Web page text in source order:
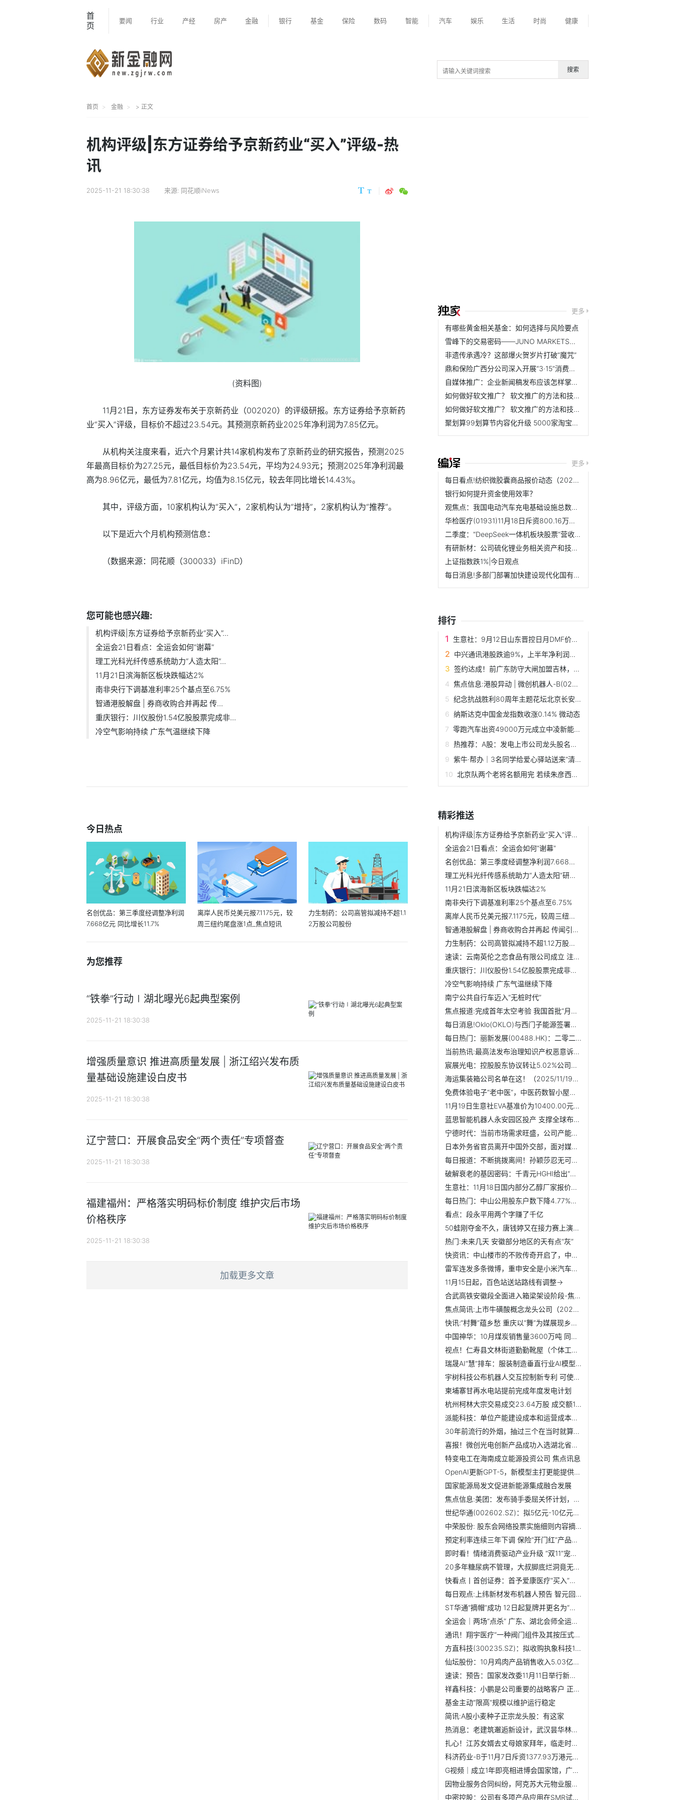
首
页
要闻 行业 产经 房产 金融 银行 基金 保险 数码 智能 汽车 娱乐 生活 时尚 健康
搜索
首页 金融 > 正文
机构评级|东方证券给予京新药业“买入”评级-热
讯
2025-11-21 18:30:38 来源: 同花顺iNews
(资料图)
11月21日，东方证券发布关于京新药业（002020）的评级研报。东方证券给予京新药
业“买入”评级，目标价不超过23.54元。其预测京新药业2025年净利润为7.85亿元。
从机构关注度来看，近六个月累计共14家机构发布了京新药业的研究报告，预测2025
年最高目标价为27.25元，最低目标价为23.54元，平均为24.93元；预测2025年净利润最
高为8.96亿元，最低为7.81亿元，均值为8.15亿元，较去年同比增长14.43%。
其中，评级方面，10家机构认为“买入”，2家机构认为“增持”，2家机构认为“推荐”。
以下是近六个月机构预测信息：
（数据来源：同花顺（300033）iFinD）
您可能也感兴趣:
机构评级|东方证券给予京新药业“买入”...
全运会21日看点：全运会如何“谢幕”
理工光科光纤传感系统助力“人造太阳”...
11月21日滨海新区板块跌幅达2%
南非央行下调基准利率25个基点至6.75%
智通港股解盘 | 券商收购合并再起 传...
重庆银行：川仪股份1.54亿股股票完成非...
冷空气影响持续 广东气温继续下降
今日热点
名创优品：第三季度经调整净利润
7.668亿元 同比增长11.7%
离岸人民币兑美元报7.1175元，较
周三纽约尾盘涨1点_焦点短讯
力生制药：公司高管拟减持不超1.1
2万股公司股份
为您推荐
“铁拳”行动∣湖北曝光6起典型案例
2025-11-21 18:30:38
增强质量意识 推进高质量发展 | 浙江绍兴发布质
量基础设施建设白皮书
2025-11-21 18:30:38
辽宁营口：开展食品安全“两个责任”专项督查
2025-11-21 18:30:38
福建福州：严格落实明码标价制度 维护灾后市场
价格秩序
2025-11-21 18:30:38
加载更多文章
更多
有哪些黄金相关基金：如何选择与风险要点
雪峰下的交易密码——JUNO MARKETS技术峰会乌鲁木齐站圆满结束
非遗传承遇冷？这部爆火贺岁片打破“魔咒”
鼎和保险广西分公司深入开展“3·15”消费者权益保护教育宣传...
自媒体推广：企业新闻稿发布应该怎样掌握节奏？ 怎么规划效...
如何做好软文推广？ 软文推广的方法和技巧是什么？
如何做好软文推广？ 软文推广的方法和技巧是什么？
聚划算99划算节内容化升级 5000家淘宝天猫品牌联动狂欢
更多
每日看点!纺织微胶囊商品报价动态（2025-11-20）
银行如何提升资金使用效率？
观焦点：我国电动汽车充电基础设施总数达1864.5万个
华检医疗(01931)11月18日斥资800.16万港元回购131万股
二季度：“DeepSeek一体机板块股票”营收排名一览 视讯
有研新材：公司硫化锂业务相关资产和技术已经转让 每日观点
上证指数跌1%|今日观点
每日消息!多部门部署加快建设现代化国有林场
排行
生意社：9月12日山东晋控日月DMF价格持稳运行|焦点热闻
中兴通讯港股跌逾9%，上半年净利润同比减少11.77%
签约达成！前广东防守大闸加盟吉林，最佳一季场均9.4分7.8板4...
焦点信息:港股异动 | 微创机器人-B(02252)绩后涨超6% 中期...
纪念抗战胜利80周年主题花坛北京长安街沿线亮相-当前热门
纳斯达克中国金龙指数收涨0.14% 微动态
零跑汽车出资49000万元成立中凌新能源科技（浙江）有限公司，...
热推荐：A股：发电上市公司龙头股名单，主要利好哪些股票？（...
紫牛·帮办｜3名同学给爱心驿站送来“清凉”
北京队两个老将名额用完 若续朱彦西只能签C类 要占球队工资帽
精彩推送
机构评级|东方证券给予京新药业“买入”评级-热讯
全运会21日看点：全运会如何“谢幕”
名创优品：第三季度经调整净利润7.668亿元 同比增长11.7%
理工光科光纤传感系统助力“人造太阳”研究|每日快讯
11月21日滨海新区板块跌幅达2%
南非央行下调基准利率25个基点至6.75%
离岸人民币兑美元报7.1175元，较周三纽约尾盘涨1点_焦点短讯
智通港股解盘 | 券商收购合并再起 传闻引发地产走强
力生制药：公司高管拟减持不超1.12万股公司股份
速读：云南英伦之恋食品有限公司成立 注册资本300万人民币
重庆银行：川仪股份1.54亿股股票完成非交易过户
冷空气影响持续 广东气温继续下降
南宁公共自行车迈入“无桩时代”
焦点报道:完成首年太空考验 我国首批“月壤砖”状态良好
每日消息!Oklo(OKLO)与西门子能源签署电力转换系统设计协议 ...
每日热门：丽新发展(00488.HK)：二零二五年十二月十九日股东...
当前热讯:最高法发布治理知识产权恶意诉讼典型案例
宸展光电：控股股东协议转让5.02%公司股份|最资讯
海运集装箱公司名单在这！（2025/11/19）|快播
免费体验电子“老中医”，中医药数智小屋亮相首都机场|热点评
11月19日生意社EVA基准价为10400.00元/吨_焦点简讯
蓝思智能机器人永安园区投产 支撑全球布局_当前热讯
宁德时代：当前市场需求旺盛，公司产能利用率饱满-新资讯
日本外务省官员离开中国外交部，面对媒体提问未给出任何表态-...
每日报道：不断挑拨离间！孙颖莎忍无可忍，终于道出与王曼昱...
破解衰老的基因密码：千青元HGHI给出“中国方案”
生意社：11月18日国内部分乙醇厂家报价持稳|实时
每日热门：中山公用股东户数下降4.77%，户均持股32.27万元
看点：段永平用两个字赚了千亿
50蛙刚夺金不久，唐钱婷又在接力赛上演惊天追击
热门:未来几天 安徽部分地区的天有点“灰”
快资讯：中山楼市的不败传奇开启了，中山楼市东区房价从1.3万...
雷军连发多条微博，重申安全是小米汽车基础和前提
11月15日起，百色站送站路线有调整→
合武高铁安徽段全面进入箱梁架设阶段-焦点要闻
焦点简讯:上市牛磺酸概念龙头公司（2025/11/14）
快讯:“村舞”蕴乡愁 重庆以“舞”为媒展现乡村新风尚
中国神华：10月煤炭销售量3600万吨 同比下降5.8%
视点！仁寿县文林街道勤勤靴屋（个体工商户）成立 注册资本5...
瑞晟AI“慧”排车：服装制造垂直行业AI模型，让服装生产“智...
宇树科技公布机器人交互控制新专利 可使机器人能够适应各种场景
柬埔寨甘再水电站提前完成年度发电计划
杭州柯林大宗交易成交23.64万股 成交额1128.86万元
派能科技：单位产能建设成本和运营成本将进一步优化，为公司...
30年前流行的外烟，抽过三个在当时就算很牛的了，如今估计已...
喜报！微创光电创新产品成功入选湖北省推荐目录
特变电工在海南成立能源投资公司 焦点讯息
OpenAI更新GPT-5，新模型主打更能提供“情绪价值”-焦点
国家能源局发文促进新能源集成融合发展
焦点信息:美团：发布骑手委屈关怀计划，提供最高50000元的委...
世纪华通(002602.SZ)：拟5亿元-10亿元回购股份
中荣股份: 股东会网络投票实施细则内容摘要_每日速看
预定利率连续三年下调 保险“开门红”产品紧盯分红险
即时看！情绪消费驱动产业升级 “双11”宠物经济活力释放
20多年糖尿病不管理，大叔脚底烂洞竟无感！医生：恐要截趾|焦...
快看点丨首创证券：首予爱康医疗“买入”评级 中期利润稳健...
每日观点:上纬新材发布机器人预告 智元回应
ST华通“摘帽”成功 12日起复牌并更名为“世纪华通”
全运会｜两场“点杀” 广东、湖北会师全运会U20男足决赛
通讯！翔宇医疗“一种阀门组件及其按压式直通闸阀”获发明专利！
方直科技(300235.SZ)：拟收购执象科技100%股权
仙坛股份：10月鸡肉产品销售收入5.03亿元 同比增长9.30%
速读：预告：国家发改委11月11日举行新闻发布会 介绍进一步...
祥鑫科技：小鹏是公司重要的战略客户 正在多个业务领域持续...
基金主动“限高”规模以维护运行稳定
简讯:A股小麦种子正宗龙头股：有这家
热消息：老建筑邂逅新设计，武汉昙华林论坛共探“老城新生”之道
扎心！江苏女婿去丈母娘家拜年，临走时两手空空没回礼：真不...
科济药业-B于11月7日斥资1377.93万港元回购87.65万股-每日消息
G视频｜成立1年即亮相进博会国家馆，广西硬核企业实力圈粉|每...
因物业服务合同纠纷，阿克苏大元物业服务有限责任公司起诉汇...
中密控股：公司有多项产品应用在SMR试验堆或示范堆-每日快播